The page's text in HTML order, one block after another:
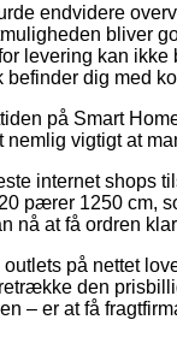
endvidere
bliver
levering kan
befinder dig med
på Smart
nemlig vigtigt at
internet shops
pærer 1250 cm,
nå at få ordren
outlets på nettet
den
– er at få